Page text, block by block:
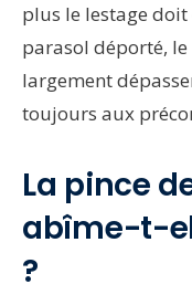
plus le lestage
parasol déporté,
largement
toujours aux
La pince
abîme-t-
?